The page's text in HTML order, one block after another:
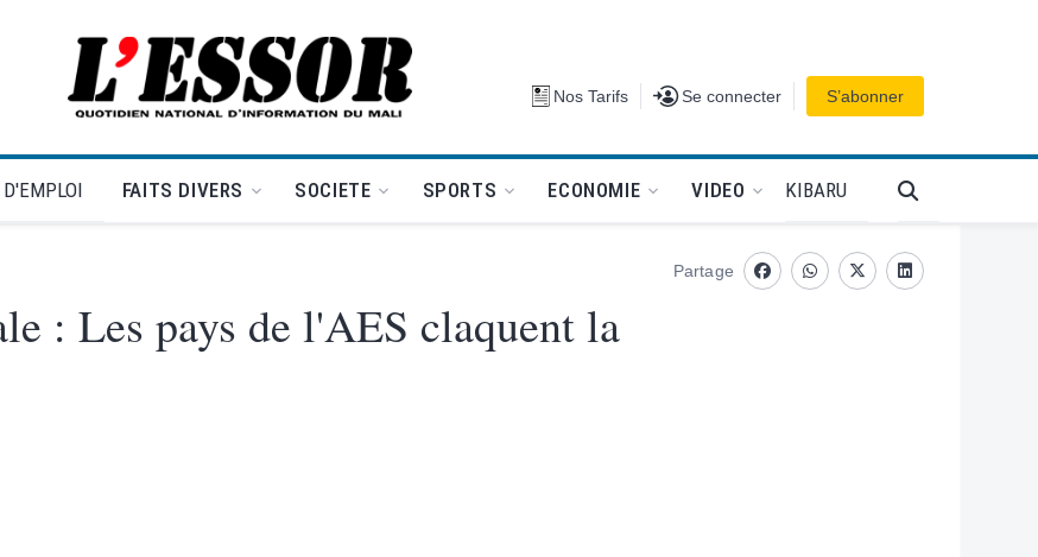
L'Essor - retour à la une Nos Tarifs Se connecter
Se connecter S’abonner
FAITS DIVERS SOCIETE SPORTS ECONOMIE VIDEO KIBARU
: Les pays de l'AES claquent la
Partage
FacebookwhatsappTwitterLinkedin